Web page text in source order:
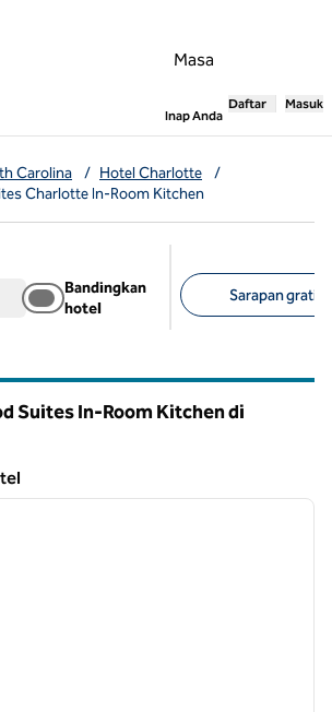
Masa
Inap Anda,Membuka
Daftar Masuk
Carolina / Hotel Charlotte
/
Charlotte In-Room Kitchen
Bandingkan
hotel
Sarapan gratis
Suites In-Room Kitchen di